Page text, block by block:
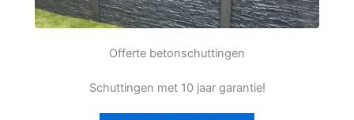
Offerte betonschuttingen
Schuttingen met 10 jaar garantie!